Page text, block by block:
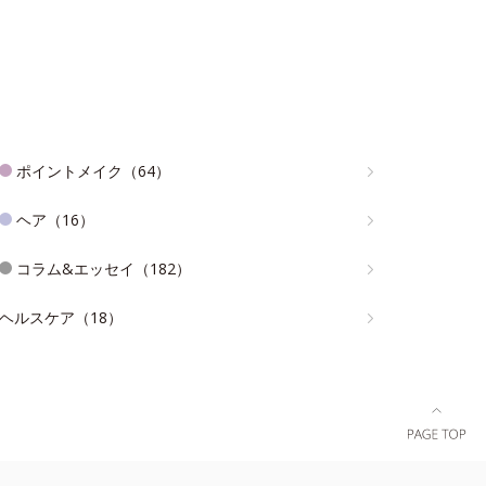
ポイントメイク（64）
ヘア（16）
コラム&エッセイ（182）
ルスケア（18）